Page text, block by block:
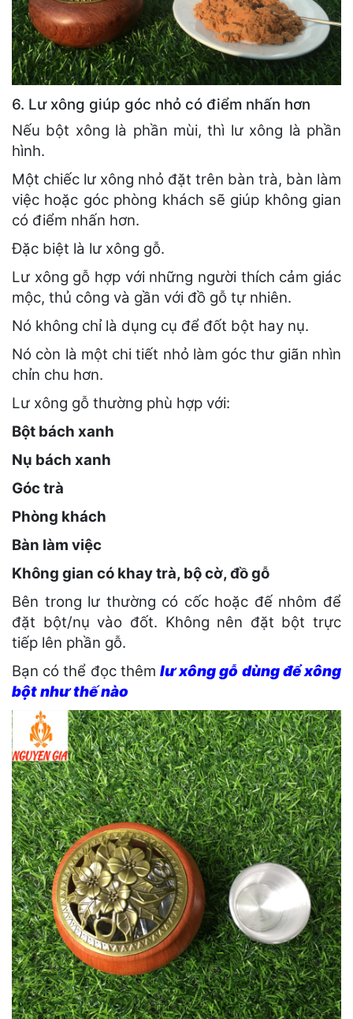
6. Lư xông giúp góc nhỏ có điểm nhấn hơn
Nếu bột xông là phần mùi, thì lư xông là phần
hình.
Một chiếc lư xông nhỏ đặt trên bàn trà, bàn làm
việc hoặc góc phòng khách sẽ giúp không gian
có điểm nhấn hơn.
Đặc biệt là lư xông gỗ.
Lư xông gỗ hợp với những người thích cảm giác
mộc, thủ công và gần với đồ gỗ tự nhiên.
Nó không chỉ là dụng cụ để đốt bột hay nụ.
Nó còn là một chi tiết nhỏ làm góc thư giãn nhìn
chỉn chu hơn.
Lư xông gỗ thường phù hợp với:
Bột bách xanh
Nụ bách xanh
Góc trà
Phòng khách
Bàn làm việc
Không gian có khay trà, bộ cờ, đồ gỗ
Bên trong lư thường có cốc hoặc đế nhôm để
đặt bột/nụ vào đốt. Không nên đặt bột trực
tiếp lên phần gỗ.
Bạn có thể đọc thêm lư xông gỗ dùng để xông
bột như thế nào